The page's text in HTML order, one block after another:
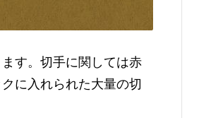
す。切手に関しては赤
に入れられた大量の切